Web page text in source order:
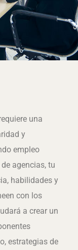
una
y
empleo
agencias, tu
habilidades y
con los
a crear un
estrategias de